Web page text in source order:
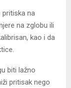
pritiska na
na zglobu ili
kao i da
biti lažno
pritisak nego